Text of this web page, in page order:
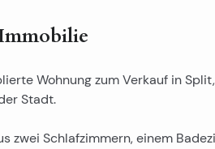
Wohnung zum Verkauf in
Stadt.
zwei Schlafzimmern, einem